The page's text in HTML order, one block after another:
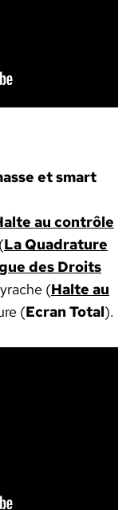
et smart
au con­trôle
La Quad­ra­ture
des Droits
(Halte au
(Ecran Total).